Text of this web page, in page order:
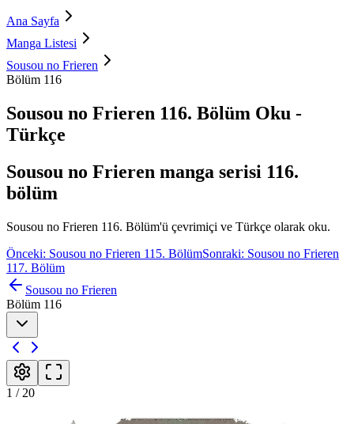
Ana Sayfa
Manga Listesi
Sousou no Frieren
Bölüm 116
Sousou no Frieren 116. Bölüm Oku -
Türkçe
Sousou no Frieren manga serisi 116.
bölüm
Sousou no Frieren 116. Bölüm'ü çevrimiçi ve Türkçe olarak oku.
Önceki: Sousou no Frieren 115. BölümSonraki: Sousou no Frieren
117. Bölüm
Sousou no Frieren
Bölüm 116
1 / 20